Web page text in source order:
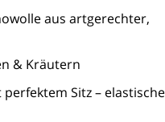
aus artgerechter,
& Kräutern
Sitz – elastische